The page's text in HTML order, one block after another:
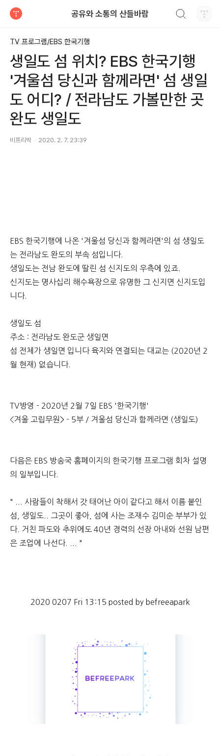
공유와 소통의 산들바람
TV 프로그램/EBS 한국기행
생일도 섬 위치? EBS 한국기행
'겨울섬 당신과 함께라면' 섬 생일
도 어디? / 전라남도 가볼만한 곳
완도 생일도
비프리박 2020. 2. 7. 23:39
EBS 한국기행에 나온 '겨울섬 당신과 함께라면'의 섬 생일도
는 전라남도 완도의 부속 섬입니다.
생일도는 전남 완도에 딸린 섬 신지도의 우측에 있죠.
신지도는 명사십리 해수욕장으로 유명한 그 신지면 신지도입
니다.
생일도 섬
주소 : 전라남도 완도군 생일면
섬 전체가 생일면 입니다 육지와 연결되는 대교는 (2020년 2
월 현재) 없습니다.
TV방영 - 2020년 2월 7일 EBS '한국기행'
<겨울 고립무원> - 5부 / 겨울섬 당신과 함께라면 (생일도)
다음은 EBS 방송국 홈페이지의 한국기행 프로그램 회차 설명
의 일부입니다.
" ... 사람들이 착해서 갓 태어난 아이 같다고 해서 이름 붙인
섬, 생일도.. 그곳이 좋아, 섬에 사는 조재수 김미순 부부가 있
다. 거친 파도와 추위에도 40년 경력의 선장 아내와 선원 남편
은 조업에 나선다. ... "
2020 0207 Fri 13:15 posted by befreeapark